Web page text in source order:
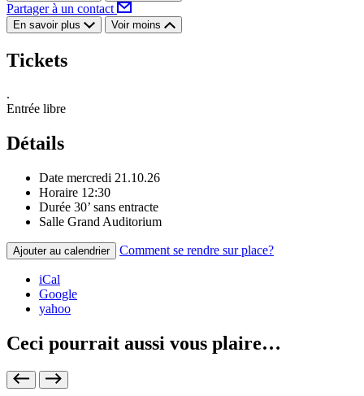
Partager à un contact
En savoir plus Voir moins
Tickets
.
Entrée libre
Détails
Date mercredi 21.10.26
Horaire 12:30
Durée 30’ sans entracte
Salle Grand Auditorium
Ajouter au calendrier Comment se rendre sur place?
iCal
Google
yahoo
Ceci pourrait aussi vous plaire…